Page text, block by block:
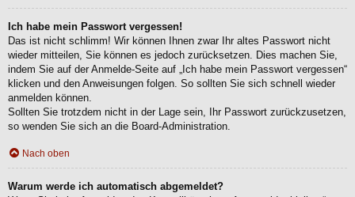
Ich habe mein Passwort vergessen!
Das ist nicht schlimm! Wir können Ihnen zwar Ihr altes Passwort nicht
wieder mitteilen, Sie können es jedoch zurücksetzen. Dies machen Sie,
indem Sie auf der Anmelde-Seite auf „Ich habe mein Passwort vergessen“
klicken und den Anweisungen folgen. So sollten Sie sich schnell wieder
anmelden können.
Sollten Sie trotzdem nicht in der Lage sein, Ihr Passwort zurückzusetzen,
so wenden Sie sich an die Board-Administration.
Nach oben
Warum werde ich automatisch abgemeldet?